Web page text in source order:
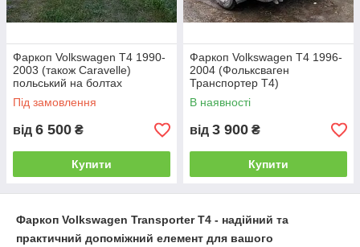
швидкознімним механізмом
Фаркоп Volkswagen T4 1990-
2003 (також Caravelle)
польський на болтах
Під замовлення
від 6 500 ₴
Купити
Фаркоп Volkswagen T4 1996-
2004 (Фольксваген
Транспортер Т4)
В наявності
від 3 900 ₴
Купити
Фаркоп Volkswagen Transporter T4 - надійний та
практичний допоміжний елемент для вашого